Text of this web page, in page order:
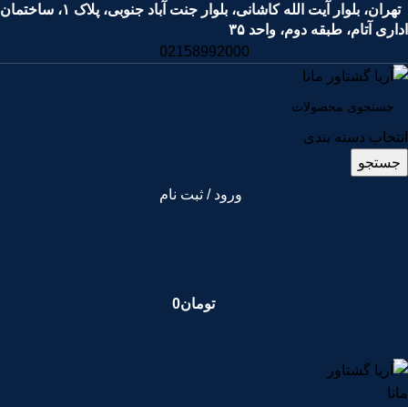
تهران، بلوار آیت الله کاشانی، بلوار جنت آباد جنوبی، پلاک ۱، ساختمان
اداری آتام، طبقه دوم، واحد ۳۵
02158992000
انتخاب دسته بندی
جستجو
ورود / ثبت نام
تومان0